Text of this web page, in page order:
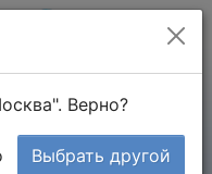
Верно?
Выбрать другой